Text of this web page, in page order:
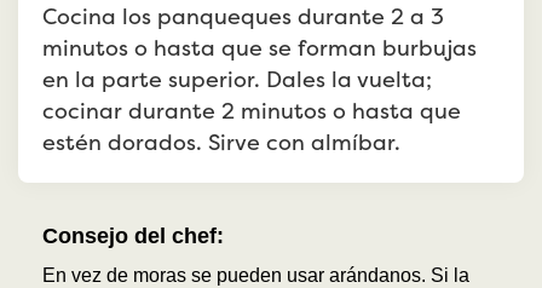
Cocina los panqueques durante 2 a 3
minutos o hasta que se forman burbujas
en la parte superior. Dales la vuelta;
cocinar durante 2 minutos o hasta que
estén dorados. Sirve con almíbar.
Consejo del chef:
En vez de moras se pueden usar arándanos. Si la